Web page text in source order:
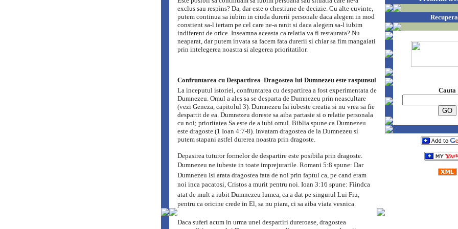
exclus sau respins? Da, dar este o chestiune de decizie. Cu alte cuvinte,
putem continua sa iubim in ciuda durerii personale daca alegem in mod
constient sa-l iertam pe cel care ne-a ranit si daca alegem sa-l iubim
indiferent de orice. Inseamna aceasta ca relatia va fi restaurata? Nu
neaparat, dar putem invata sa facem fata durerii si chiar sa fim mangaiati
prin intelegerea noastra si alegerea prioritatilor.
Confruntarea cu Despartirea  Dragostea lui Dumnezeu este raspunsul
La inceputul istoriei, confruntarea cu despartirea a fost experimentata de
Dumnezeu. Omul a ales sa se desparta de Dumnezeu prin neascultare
(vezi Geneza, capitolul 3). Dumnezeu Isi iubeste creatia si nu vrea sa fie
despartit de ea. Dumnezeu doreste sa aiba partasie si o relatie personala
cu noi; prioritatea Sa este de a iubi omul. Biblia spune ca Dumnezeu
este dragoste (1 Ioan 4:7-8). Invatam dragostea de la Dumnezeu si
putem stapani astfel durerea noastra prin dragoste.
Depasirea tuturor formelor de despartire este posibila prin dragoste.
Dumnezeu ne iubeste in toate imprejurarile. Romani 5:8 spune: Dar
Dumnezeu Isi arata dragostea fata de noi prin faptul ca, pe cand eram
noi inca pacatosi, Cristos a murit pentru noi. Ioan 3:16 spune: Fiindca
atat de mult a iubit Dumnezeu lumea, ca a dat pe singurul Lui Fiu,
pentru ca oricine crede in El, sa nu piara, ci sa aiba viata vesnica.
Daca suferi acum in urma unei despartiri dureroase, dragostea
Cauta